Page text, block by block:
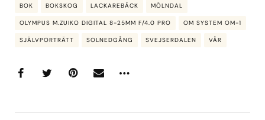
BOK BOKSKOG LACKAREBÄCK MÖLNDAL
OLYMPUS M.ZUIKO DIGITAL 8-25MM F/4.0 PRO OM SYSTEM OM-1
SJÄLVPORTRÄTT SOLNEDGÅNG SVEJSERDALEN VÅR